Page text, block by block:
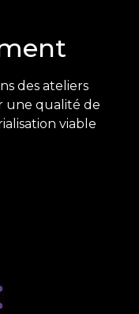
des ateliers
une qualité de
viable